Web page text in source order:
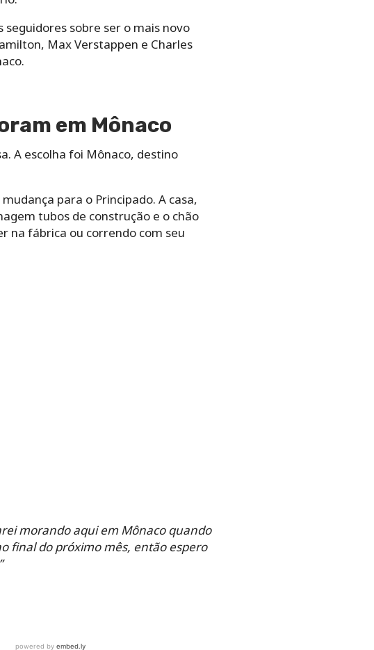
sobre ser o mais novo
Max Verstappen e Charles
em Mônaco
A escolha foi Mônaco, destino
para o Principado. A casa,
tubos de construção e o chão
na fábrica ou correndo com seu
morando aqui em Mônaco quando
final do próximo mês, então espero